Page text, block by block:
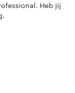
Heb jij